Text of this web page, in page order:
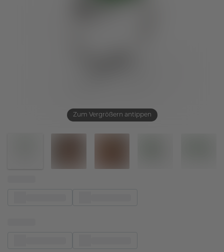
Zum Vergrößern antippen